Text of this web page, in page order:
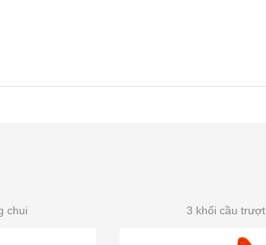
chui 3 khối cầu trượt